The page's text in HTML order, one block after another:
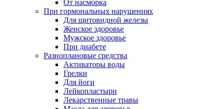
От насморка
При гормональных нарушениях
Для щитовидной железы
Женское здоровье
Мужское здоровье
При диабете
Разноплановые средства
Активаторы воды
Грелки
Для йоги
Лейкопластыри
Лекарственные травы